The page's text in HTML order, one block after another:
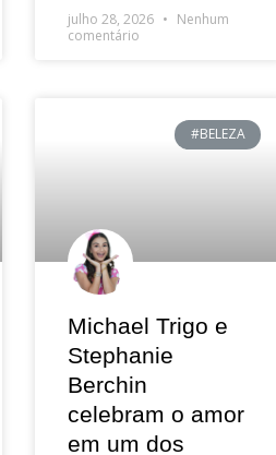
julho 28, 2026
Nenhum
comentário
#BELEZA
Michael Trigo e
Stephanie
Berchin
celebram o amor
em um dos